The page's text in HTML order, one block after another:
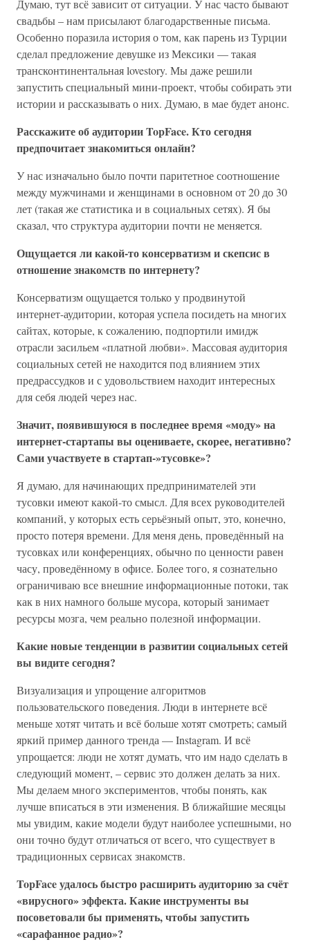
Думаю, тут всё зависит от ситуации. У нас часто бывают
свадьбы – нам присылают благодарственные письма.
Особенно поразила история о том, как парень из Турции
сделал предложение девушке из Мексики — такая
трансконтинентальная lovestory. Мы даже решили
запустить специальный мини-проект, чтобы собирать эти
истории и рассказывать о них. Думаю, в мае будет анонс.
Расскажите об аудитории TopFace. Кто сегодня
предпочитает знакомиться онлайн?
У нас изначально было почти паритетное соотношение
между мужчинами и женщинами в основном от 20 до 30
лет (такая же статистика и в социальных сетях). Я бы
сказал, что структура аудитории почти не меняется.
Ощущается ли какой-то консерватизм и скепсис в
отношение знакомств по интернету?
Консерватизм ощущается только у продвинутой
интернет-аудитории, которая успела посидеть на многих
сайтах, которые, к сожалению, подпортили имидж
отрасли засильем «платной любви». Массовая аудитория
социальных сетей не находится под влиянием этих
предрассудков и с удовольствием находит интересных
для себя людей через нас.
Значит, появившуюся в последнее время «моду» на
интернет-стартапы вы оцениваете, скорее, негативно?
Сами участвуете в стартап-»тусовке»?
Я думаю, для начинающих предпринимателей эти
тусовки имеют какой-то смысл. Для всех руководителей
компаний, у которых есть серьёзный опыт, это, конечно,
просто потеря времени. Для меня день, проведённый на
тусовках или конференциях, обычно по ценности равен
часу, проведённому в офисе. Более того, я сознательно
ограничиваю все внешние информационные потоки, так
как в них намного больше мусора, который занимает
ресурсы мозга, чем реально полезной информации.
Какие новые тенденции в развитии социальных сетей
вы видите сегодня?
Визуализация и упрощение алгоритмов
пользовательского поведения. Люди в интернете всё
меньше хотят читать и всё больше хотят смотреть; самый
яркий пример данного тренда — Instagram. И всё
упрощается: люди не хотят думать, что им надо сделать в
следующий момент, – сервис это должен делать за них.
Мы делаем много экспериментов, чтобы понять, как
лучше вписаться в эти изменения. В ближайшие месяцы
мы увидим, какие модели будут наиболее успешными, но
они точно будут отличаться от всего, что существует в
традиционных сервисах знакомств.
TopFace удалось быстро расширить аудиторию за счёт
«вирусного» эффекта. Какие инструменты вы
посоветовали бы применять, чтобы запустить
«сарафанное радио»?